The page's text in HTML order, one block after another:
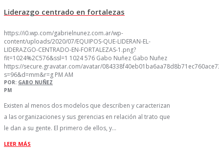
Liderazgo centrado en fortalezas
https://i0.wp.com/gabrielnunez.com.ar/wp-
content/uploads/2020/07/EQUIPOS-QUE-LIDERAN-EL-
LIDERAZGO-CENTRADO-EN-FORTALEZAS-1.png?
fit=1024%2C576&ssl=1 1024576 Gabo Nuñez Gabo Nuñez
https://secure.gravatar.com/avatar/
s=96&d=mm&r=g PM AM
POR: GABO NUÑEZ
PM
Existen al menos dos modelos que describen y caracterizan
a las organizaciones y sus gerencias en relación al trato que
le dan a su gente. El primero de ellos, y…
LEER MÁS